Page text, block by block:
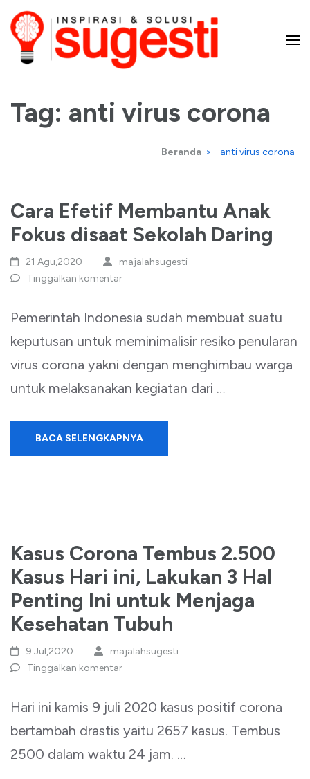
Lompat
ke
konten
Enter)
dan Solusi
Tag: anti virus corona
Beranda > anti virus corona
Cara Efetif Membantu Anak
Fokus disaat Sekolah Daring
21 Agu,2020
majalahsugesti
Tinggalkan komentar
Pemerintah Indonesia sudah membuat suatu
keputusan untuk meminimalisir resiko penularan
virus corona yakni dengan menghimbau warga
untuk melaksanakan kegiatan dari …
BACA SELENGKAPNYA
Kasus Corona Tembus 2.500
Kasus Hari ini, Lakukan 3 Hal
Penting Ini untuk Menjaga
Kesehatan Tubuh
9 Jul,2020
majalahsugesti
Tinggalkan komentar
Hari ini kamis 9 juli 2020 kasus positif corona
bertambah drastis yaitu 2657 kasus. Tembus
2500 dalam waktu 24 jam. …